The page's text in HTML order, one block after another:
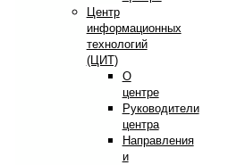
Центр
информационных
технологий
(ЦИТ)
О
центре
Руководители
центра
Направления
и